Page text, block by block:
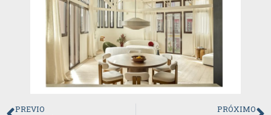
PREVIO PRÓXIMO